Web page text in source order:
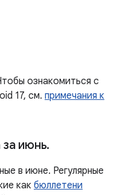
ознакомиться с
17, см. примечания к
июнь.
в июне. Регулярные
как бюллетени